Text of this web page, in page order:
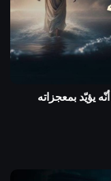
يؤيّد بمعجزاته